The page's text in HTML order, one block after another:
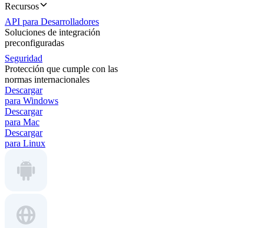
Recursos
API para Desarrolladores
Soluciones de integración
preconfiguradas
Seguridad
Protección que cumple con las
normas internacionales
Descargar
para Windows
Descargar
para Mac
Descargar
para Linux